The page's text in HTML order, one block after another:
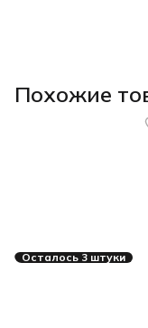
Похожие
Осталось 3 штуки